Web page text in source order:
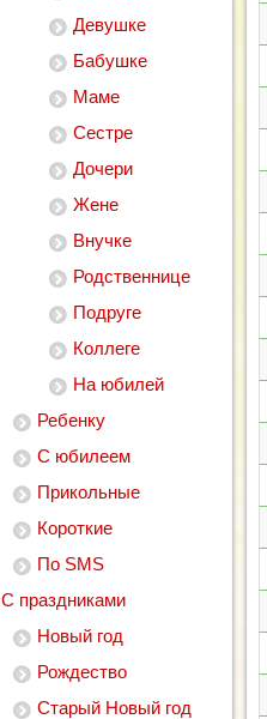
Девушке
Бабушке
Маме
Сестре
Дочери
Жене
Внучке
Родственнице
Подруге
Коллеге
На юбилей
Ребенку
С юбилеем
Прикольные
Короткие
По SMS
С праздниками
Новый год
Рождество
Старый Новый год